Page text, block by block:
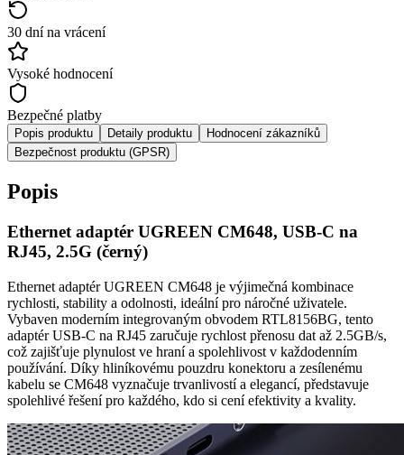
30 dní na vrácení
Vysoké hodnocení
Bezpečné platby
Popis produktu Detaily produktu
Hodnocení zákazníků
Bezpečnost produktu (GPSR)
Popis
Ethernet adaptér UGREEN CM648, USB-C na
RJ45, 2.5G (černý)
Ethernet adaptér UGREEN CM648 je výjimečná kombinace
rychlosti, stability a odolnosti, ideální pro náročné uživatele.
Vybaven moderním integrovaným obvodem RTL8156BG, tento
adaptér USB-C na RJ45 zaručuje rychlost přenosu dat až 2.5GB/s,
což zajišťuje plynulost ve hraní a spolehlivost v každodenním
používání. Díky hliníkovému pouzdru konektoru a zesílenému
kabelu se CM648 vyznačuje trvanlivostí a elegancí, představuje
spolehlivé řešení pro každého, kdo si cení efektivity a kvality.